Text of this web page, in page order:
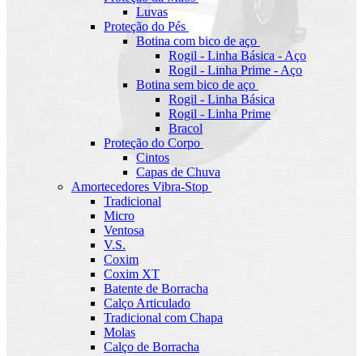
Luvas
Proteção do Pés
Botina com bico de aço
Rogil - Linha Básica - Aço
Rogil - Linha Prime - Aço
Botina sem bico de aço
Rogil - Linha Básica
Rogil - Linha Prime
Bracol
Proteção do Corpo
Cintos
Capas de Chuva
Amortecedores Vibra-Stop
Tradicional
Micro
Ventosa
V.S.
Coxim
Coxim XT
Batente de Borracha
Calço Articulado
Tradicional com Chapa
Molas
Calço de Borracha